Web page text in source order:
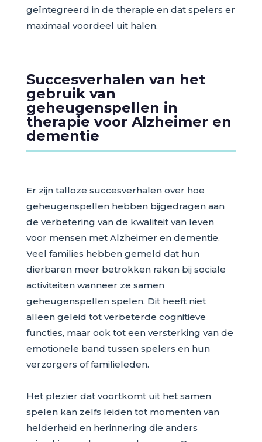
geïntegreerd in de therapie en dat spelers er
maximaal voordeel uit halen.
Succesverhalen van het
gebruik van
geheugenspellen in
therapie voor Alzheimer en
dementie
Er zijn talloze succesverhalen over hoe
geheugenspellen hebben bijgedragen aan
de verbetering van de kwaliteit van leven
voor mensen met Alzheimer en dementie.
Veel families hebben gemeld dat hun
dierbaren meer betrokken raken bij sociale
activiteiten wanneer ze samen
geheugenspellen spelen. Dit heeft niet
alleen geleid tot verbeterde cognitieve
functies, maar ook tot een versterking van de
emotionele band tussen spelers en hun
verzorgers of familieleden.
Het plezier dat voortkomt uit het samen
spelen kan zelfs leiden tot momenten van
helderheid en herinnering die anders